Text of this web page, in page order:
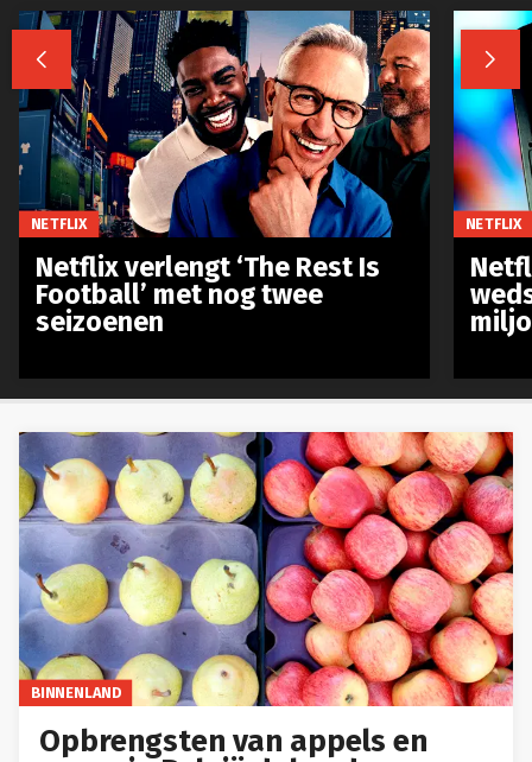
BINNENLAND
Opbrengsten van appels en
 
NETFLIX
Netflix verlengt ‘The Rest Is
Football’ met nog twee
seizoenen
NETFLIX